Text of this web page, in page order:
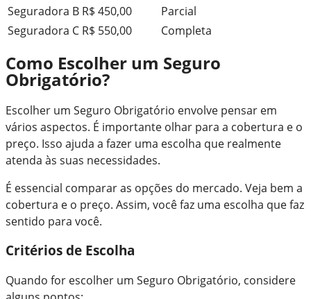
Seguradora B R$ 450,00
Parcial
Seguradora C R$ 550,00 Completa
Como Escolher um Seguro
Obrigatório?
Escolher um Seguro Obrigatório envolve pensar em
vários aspectos. É importante olhar para a cobertura e o
preço. Isso ajuda a fazer uma escolha que realmente
atenda às suas necessidades.
É essencial comparar as opções do mercado. Veja bem a
cobertura e o preço. Assim, você faz uma escolha que faz
sentido para você.
Critérios de Escolha
Quando for escolher um Seguro Obrigatório, considere